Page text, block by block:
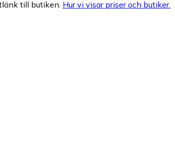
till butiken. Hur vi visar priser och butiker.